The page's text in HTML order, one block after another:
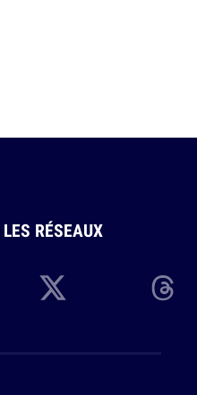
LES RÉSEAUX